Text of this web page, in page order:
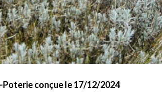
conçue le 17/12/2024